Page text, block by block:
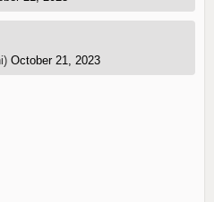
October 21, 2023